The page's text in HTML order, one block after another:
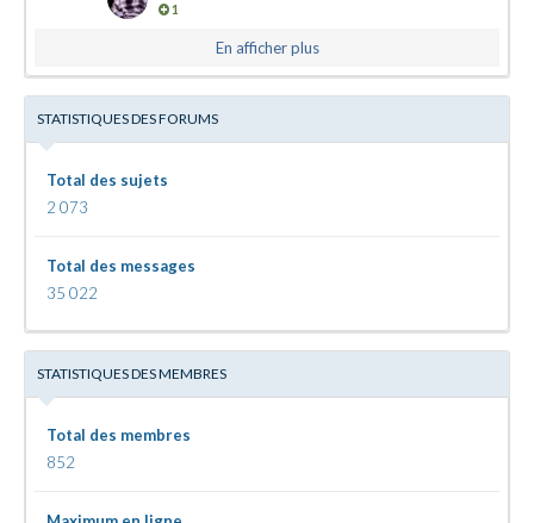
1
En afficher plus
STATISTIQUES DES FORUMS
Total des sujets
2 073
Total des messages
35 022
STATISTIQUES DES MEMBRES
Total des membres
852